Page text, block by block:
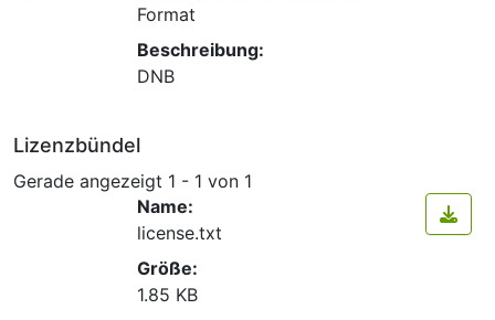
Format
Beschreibung:
DNB
Lizenzbündel
Gerade angezeigt 1 - 1 von 1
Name:
license.txt
Größe:
1.85 KB